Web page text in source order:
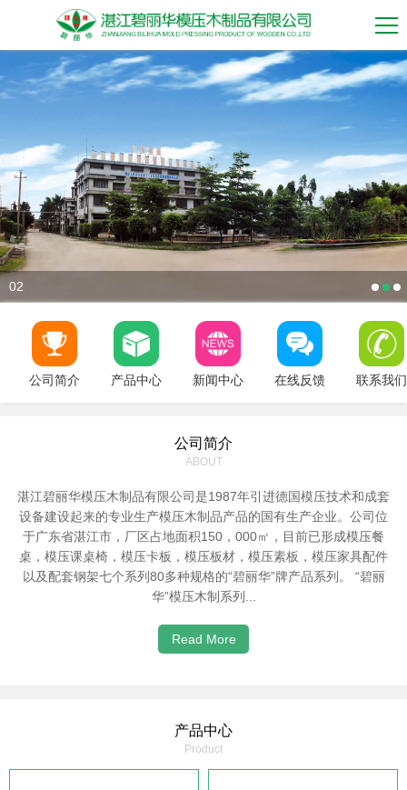
02
公司简介 产品中心 新闻中心 在线反馈 联系我们
公司简介
ABOUT
湛江碧丽华模压木制品有限公司是1987年引进德国模压技术和成套
设备建设起来的专业生产模压木制品产品的国有生产企业。公司位
于广东省湛江市，厂区占地面积150，000㎡，目前已形成模压餐
桌，模压课桌椅，模压卡板，模压板材，模压素板，模压家具配件
以及配套钢架七个系列80多种规格的“碧丽华”牌产品系列。 “碧丽
华”模压木制系列...
Read More
产品中心
Product